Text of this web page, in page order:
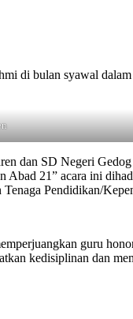
di bulan syawal
dan SD Negeri Gedog
21” acara ini
Pendidikan/
guru
kedisiplinan dan